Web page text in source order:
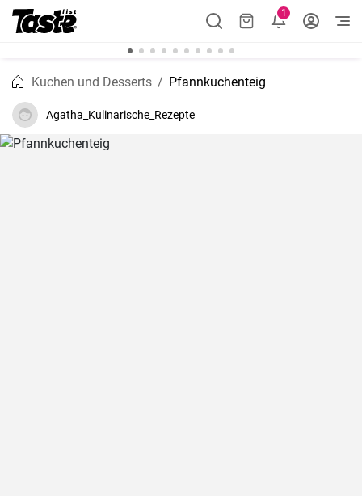
1
Kuchen und Desserts Pfannkuchenteig
Agatha_Kulinarische_Rezepte